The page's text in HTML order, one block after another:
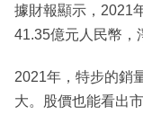
據財報顯示，2021
41.35億元人民幣，
2021年，特步的銷
大。股價也能看出